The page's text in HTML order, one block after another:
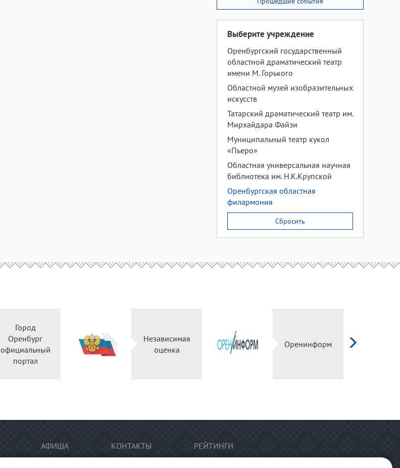
Выберите учреждение
Оренбургский государственный
областной драматический театр
имени М. Горького
Областной музей изобразительных
искусств
Татарский драматический театр им.
Мирхайдара Файзи
Муниципальный театр кукол
«Пьеро»
Областная универсальная научная
библиотека им. Н.К.Крупской
Оренбургская областная
филармония
Сбросить
Город
Оренбург
официальный
портал
Независимая
оценка
Оренинформ
АФИША КОНТАКТЫ РЕЙТИНГИ